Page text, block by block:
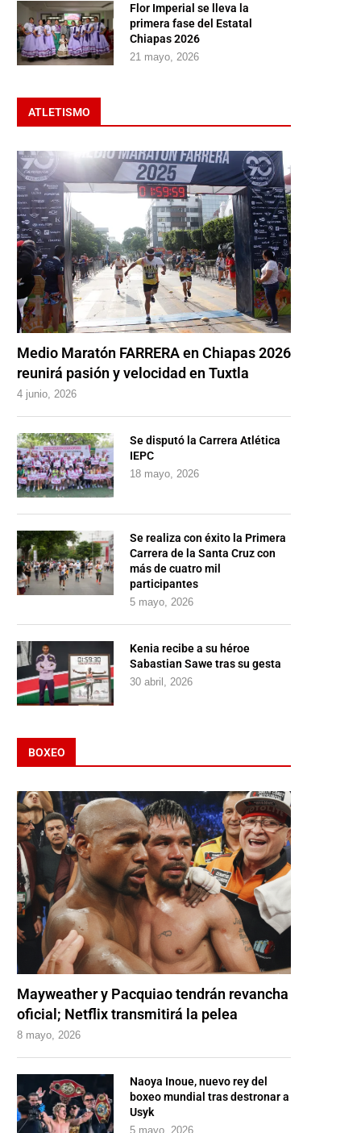
Flor Imperial se lleva la
primera fase del Estatal
Chiapas 2026
21 mayo, 2026
ATLETISMO
Medio Maratón FARRERA en Chiapas 2026
reunirá pasión y velocidad en Tuxtla
4 junio, 2026
Se disputó la Carrera Atlética
IEPC
18 mayo, 2026
Se realiza con éxito la Primera
Carrera de la Santa Cruz con
más de cuatro mil
participantes
5 mayo, 2026
Kenia recibe a su héroe
Sabastian Sawe tras su gesta
30 abril, 2026
BOXEO
Mayweather y Pacquiao tendrán revancha
oficial; Netflix transmitirá la pelea
8 mayo, 2026
Naoya Inoue, nuevo rey del
boxeo mundial tras destronar a
Usyk
5 mayo, 2026